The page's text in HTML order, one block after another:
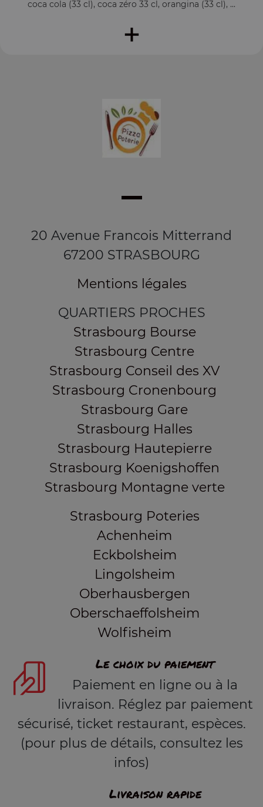
coca cola (33 cl), coca zéro 33 cl, orangina (33 cl), ...
+
20 Avenue Francois Mitterrand
67200 STRASBOURG
Mentions légales
QUARTIERS PROCHES
Strasbourg Bourse
Strasbourg Centre
Strasbourg Conseil des XV
Strasbourg Cronenbourg
Strasbourg Gare
Strasbourg Halles
Strasbourg Hautepierre
Strasbourg Koenigshoffen
Strasbourg Montagne verte
Strasbourg Poteries
Achenheim
Eckbolsheim
Lingolsheim
Oberhausbergen
Oberschaeffolsheim
Wolfisheim
Le choix du paiement
Paiement en ligne ou à la
livraison. Réglez par paiement
sécurisé, ticket restaurant, espèces.
(pour plus de détails, consultez les
infos)
Livraison rapide